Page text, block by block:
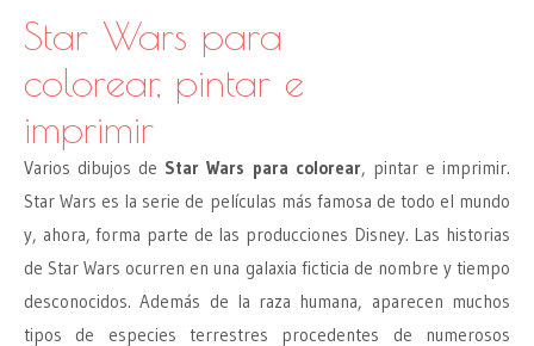
Star Wars para
colorear, pintar e
imprimir
Varios dibujos de Star Wars para colorear, pintar e imprimir.
Star Wars es la serie de películas más famosa de todo el mundo
y, ahora, forma parte de las producciones Disney. Las historias
de Star Wars ocurren en una galaxia ficticia de nombre y tiempo
desconocidos. Además de la raza humana, aparecen muchos
tipos de especies terrestres procedentes de numerosos